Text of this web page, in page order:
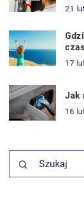
21
17
Jak
16